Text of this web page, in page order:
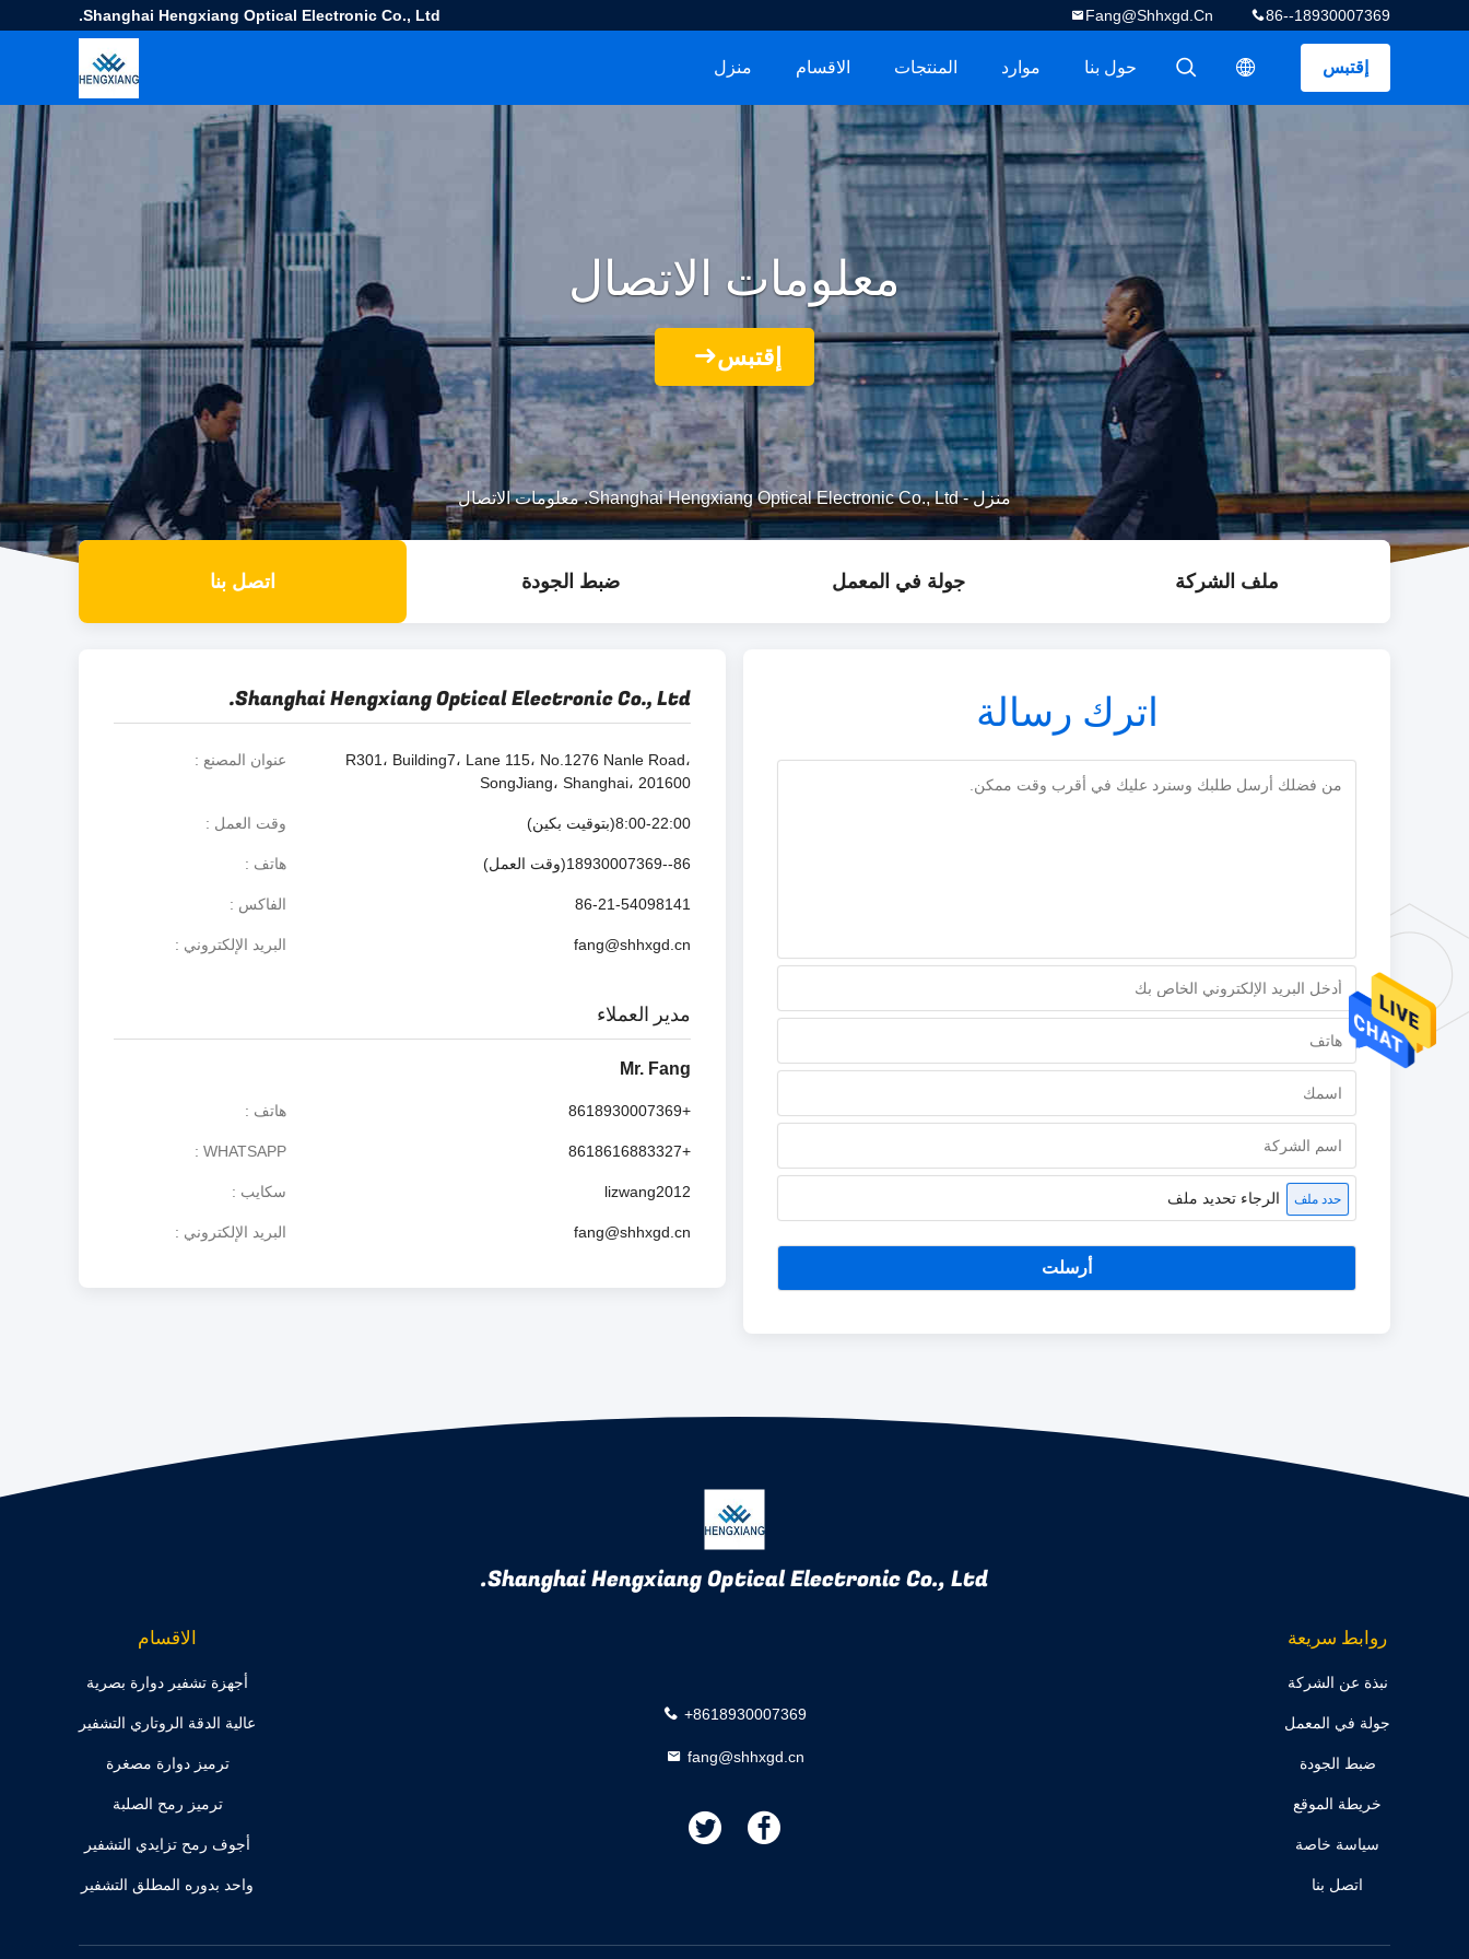
Shanghai Hengxiang Optical Electronic Co., Ltd. 86--18930007369
Fang@shhxgd.cn
إقتبس
描述
描述
منزل الاقسام المنتجات موارد حول بنا
معلومات الاتصال
إقتبس
منزل-Shanghai Hengxiang Optical Electronic Co., Ltd. معلومات الاتصال
ملف الشركة جولة في المعمل ضبط الجودة اتصل بنا
Shanghai Hengxiang Optical Electronic Co., Ltd.
عنوان المصنع
R301، Building7، Lane 115، No.1276 Nanle Road،
SongJiang، Shanghai، 201600
وقت العمل 8:00-22:00(بتوقيت بكين)
هاتف 86--18930007369(وقت العمل)
الفاكس 86-21-54098141
البريد الإلكتروني fang@shhxgd.cn
مدير العملاء
Mr. Fang
هاتف +8618930007369
WHATSAPP +8618616883327
سكايب lizwang2012
البريد الإلكتروني fang@shhxgd.cn
اترك رسالة
حدد ملف الرجاء تحديد ملف
أرسلت
Shanghai Hengxiang Optical Electronic Co., Ltd.
الاقسام
أجهزة تشفير دوارة بصرية
عالية الدقة الروتاري التشفير
ترميز دوارة مصغرة
ترميز رمح الصلبة
أجوف رمح تزايدي التشفير
واحد بدوره المطلق التشفير
+8618930007369
fang@shhxgd.cn
روابط سريعة
نبذة عن الشركة
جولة في المعمل
ضبط الجودة
خريطة الموقع
سياسة خاصة
اتصل بنا